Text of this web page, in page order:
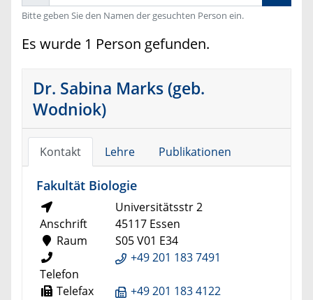
Bitte geben Sie den Namen der gesuchten Person ein.
Es wurde 1 Person gefunden.
Dr. Sabina Marks (geb.
Wodniok)
Kontakt Lehre Publikationen
Fakultät Biologie
Anschrift
Universitätsstr 2
45117 Essen
Raum
S05 V01 E34
Telefon
+49 201 183 7491
Telefax
+49 201 183 4122